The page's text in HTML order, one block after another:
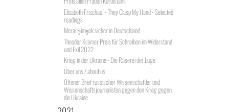
Elisabeth Frischauf - They Clasp My Hand - Selected
readings
Meral Şimşek sicher in Deutschland
Theodor Kramer Preis für Schreiben im Widerstand
und Exil 2022
Krieg in der Ukraine - Die Raserei der Lüge
Über uns / about us
Offener Brief russischer Wissenschaftler und
Wissenschaftsjournalisten gegen den Krieg gegen
die Ukraine